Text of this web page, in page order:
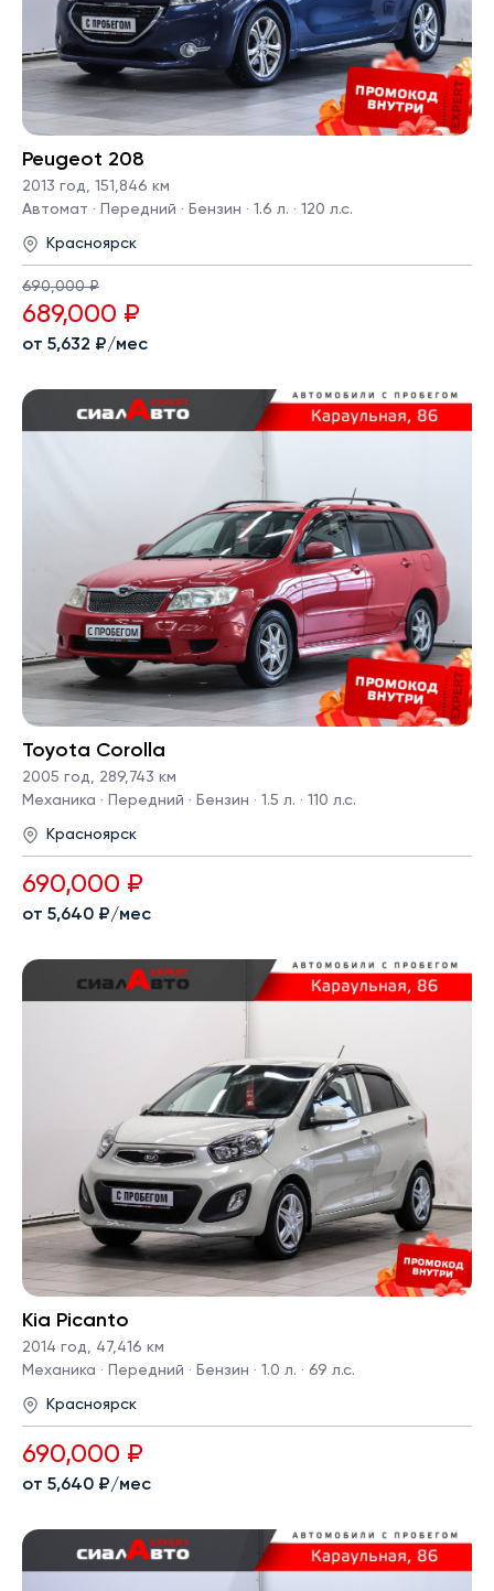
Peugeot 208
2013 год, 151,846 км
Автомат · Передний · Бензин · 1.6 л. · 120 л.с.
Красноярск
690,000 ₽
689,000 ₽
от 5,632 ₽/мес
Toyota Corolla
2005 год, 289,743 км
Механика · Передний · Бензин · 1.5 л. · 110 л.с.
Красноярск
690,000 ₽
от 5,640 ₽/мес
Kia Picanto
2014 год, 47,416 км
Механика · Передний · Бензин · 1.0 л. · 69 л.с.
Красноярск
690,000 ₽
от 5,640 ₽/мес